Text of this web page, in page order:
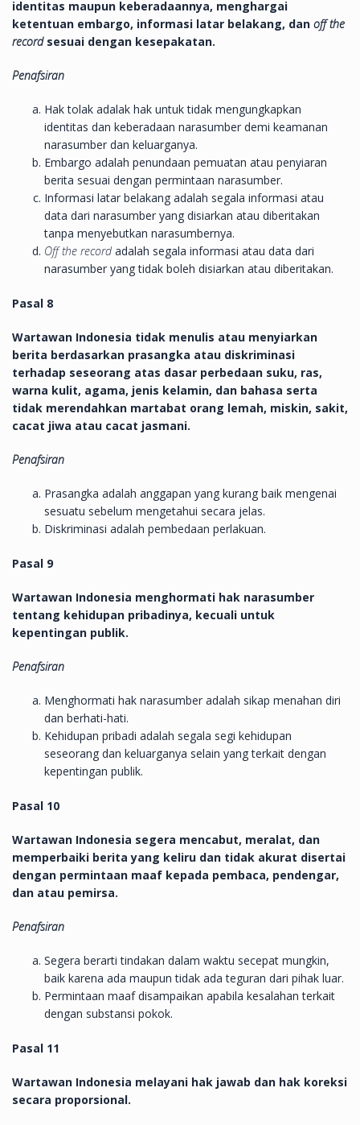
identitas maupun keberadaannya, menghargai
ketentuan embargo, informasi latar belakang, dan off the
recordsesuai dengan kesepakatan.
Penafsiran
Hak tolak adalak hak untuk tidak mengungkapkan
identitas dan keberadaan narasumber demi keamanan
narasumber dan keluarganya.
Embargo adalah penundaan pemuatan atau penyiaran
berita sesuai dengan permintaan narasumber.
Informasi latar belakang adalah segala informasi atau
data dari narasumber yang disiarkan atau diberitakan
tanpa menyebutkan narasumbernya.
Off the record adalah segala informasi atau data dari
narasumber yang tidak boleh disiarkan atau diberitakan.
Pasal 8
Wartawan Indonesia tidak menulis atau menyiarkan
berita berdasarkan prasangka atau diskriminasi
terhadap seseorang atas dasar perbedaan suku, ras,
warna kulit, agama, jenis kelamin, dan bahasa serta
tidak merendahkan martabat orang lemah, miskin, sakit,
cacat jiwa atau cacat jasmani.
Penafsiran
Prasangka adalah anggapan yang kurang baik mengenai
sesuatu sebelum mengetahui secara jelas.
Diskriminasi adalah pembedaan perlakuan.
Pasal 9
Wartawan Indonesia menghormati hak narasumber
tentang kehidupan pribadinya, kecuali untuk
kepentingan publik.
Penafsiran
Menghormati hak narasumber adalah sikap menahan diri
dan berhati-hati.
Kehidupan pribadi adalah segala segi kehidupan
seseorang dan keluarganya selain yang terkait dengan
kepentingan publik.
Pasal 10
Wartawan Indonesia segera mencabut, meralat, dan
memperbaiki berita yang keliru dan tidak akurat disertai
dengan permintaan maaf kepada pembaca, pendengar,
dan atau pemirsa.
Penafsiran
Segera berarti tindakan dalam waktu secepat mungkin,
baik karena ada maupun tidak ada teguran dari pihak luar.
Permintaan maaf disampaikan apabila kesalahan terkait
dengan substansi pokok.
Pasal 11
Wartawan Indonesia melayani hak jawab dan hak koreksi
secara proporsional.